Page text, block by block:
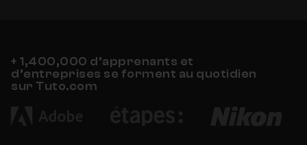
+ 1,400,000 d’apprenants et
d’entreprises se forment au quotidien
sur Tuto.com